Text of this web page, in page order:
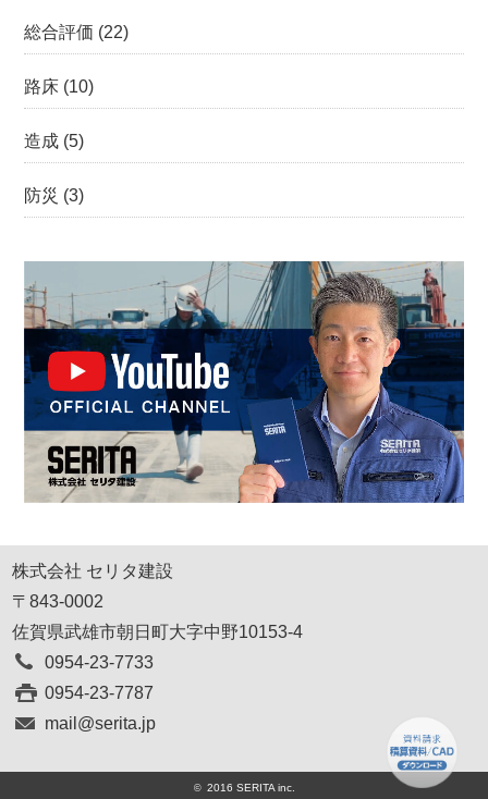
総合評価 (22)
路床 (10)
造成 (5)
防災 (3)
株式会社 セリタ建設
〒843-0002
佐賀県武雄市朝日町大字中野10153-4
0954-23-7733
0954-23-7787
mail@serita.jp
© 2016 SERITA inc.